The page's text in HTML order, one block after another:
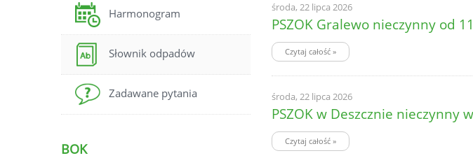
Harmonogram
Słownik odpadów
Zadawane pytania
BOK
środa, 22 lipca 2026
PSZOK Gralewo nieczynny od
Czytaj całość »
środa, 22 lipca 2026
PSZOK w Deszcznie nieczynny
Czytaj całość »